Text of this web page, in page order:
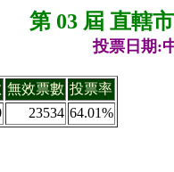
第 03 屆 直轄
投票日期:
無效票數 投票率
23534 64.01%